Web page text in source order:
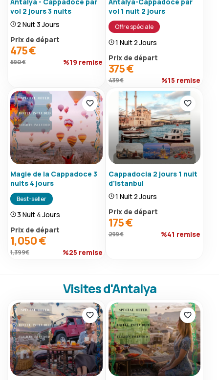
vol 2 jours 3 nuits
2 Nuit 3 Jours
Prix ​​de départ
475 €
590 € %19 remise
vol 1 nuit 2 jours
Offre spéciale
1 Nuit 2 Jours
Prix ​​de départ
375 €
439 € %15 remise
Magie de la Cappadoce 3
nuits 4 jours
Best-seller
3 Nuit 4 Jours
Prix ​​de départ
1,050 €
1,399 € %25 remise
Cappadocia 2 jours 1 nuit
d'Istanbul
1 Nuit 2 Jours
Prix ​​de départ
175 €
299 € %41 remise
Visites d'Antalya